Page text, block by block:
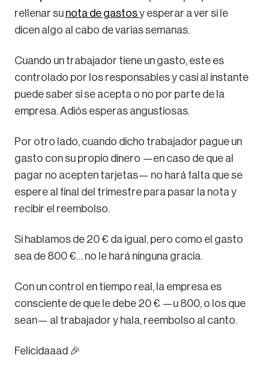
rellenar su nota de gastosy esperar a ver si le
dicen algo al cabo de varias semanas.
Cuando un trabajador tiene un gasto, este es
controlado por los responsables y casi al instante
puede saber si se acepta o no por parte de la
empresa. Adiós esperas angustiosas.
Por otro lado, cuando dicho trabajador pague un
gasto con su propio dinero —en caso de que al
pagar no acepten tarjetas— no hará falta que se
espere al final del trimestre para pasar la nota y
recibir el reembolso.
Si hablamos de 20 € da igual, pero como el gasto
sea de 800 €… no le hará ninguna gracia.
Con un control en tiempo real, la empresa es
consciente de que le debe 20 € —u 800, o los que
sean— al trabajador y hala, reembolso al canto.
Felicidaaad 🎉